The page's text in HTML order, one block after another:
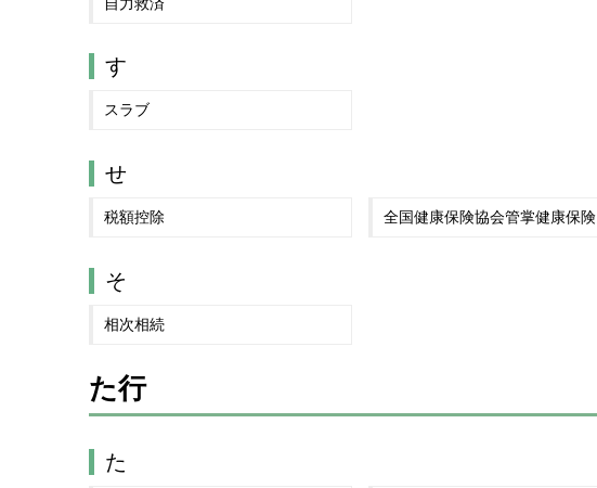
す
スラブ
せ
税額控除 全国健康保険協会管掌健康保険
そ
相次相続
た行
た